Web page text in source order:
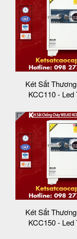
Két Sắt
KCC110 - Led
Két Sắt
KCC150 - Led